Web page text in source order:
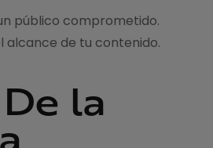
público comprometido.
alcance de tu contenido.
la